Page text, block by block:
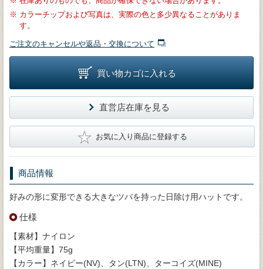
※ カラーチップおよび写真は、実際の色と多少異なることがありま
す。
ご注文のキャンセルや返品・交換について
買い物カゴに入れる
直営店在庫を見る
★ お気に入り商品に登録する
商品情報
好みの形に変形できる大きなツバを持った日除け用ハットです。
仕様
【素材】ナイロン
【平均重量】75g
【カラー】ネイビー(NV)、タン(LTN)、ターコイズ(MINE)